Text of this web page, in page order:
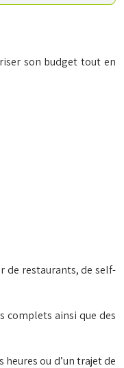
son budget tout en
de restaurants, de self-
complets ainsi que des
ou d’un trajet de